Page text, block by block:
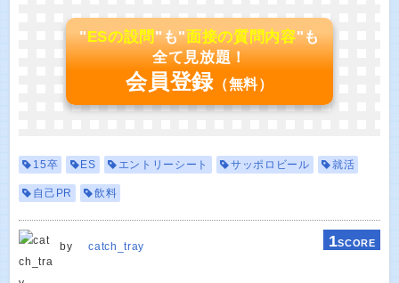
"ESの設問"も"面接の質問内容"も
全て見放題！
会員登録 （無料）
15卒 ES エントリーシート サッポロビール 就活
自己PR 飲料
by catch_tray 1SCORE